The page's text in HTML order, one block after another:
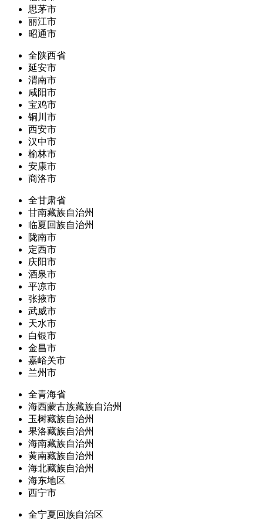
思茅市
丽江市
昭通市
全陕西省
延安市
渭南市
咸阳市
宝鸡市
铜川市
西安市
汉中市
榆林市
安康市
商洛市
全甘肃省
甘南藏族自治州
临夏回族自治州
陇南市
定西市
庆阳市
酒泉市
平凉市
张掖市
武威市
天水市
白银市
金昌市
嘉峪关市
兰州市
全青海省
海西蒙古族藏族自治州
玉树藏族自治州
果洛藏族自治州
海南藏族自治州
黄南藏族自治州
海北藏族自治州
海东地区
西宁市
全宁夏回族自治区